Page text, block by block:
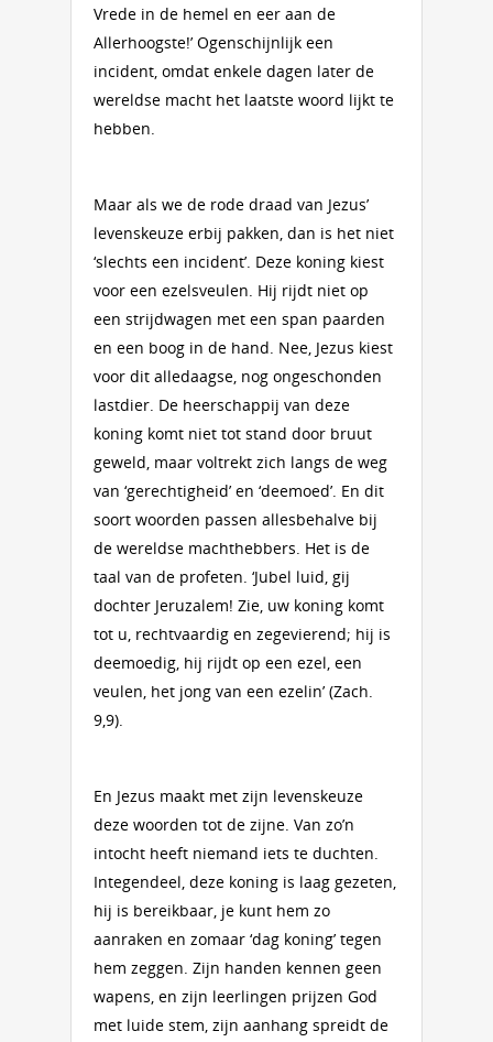
Vrede in de hemel en eer aan de
Allerhoogste!’ Ogenschijnlijk een
incident, omdat enkele dagen later de
wereldse macht het laatste woord lijkt te
hebben.
Maar als we de rode draad van Jezus’
levenskeuze erbij pakken, dan is het niet
‘slechts een incident’. Deze koning kiest
voor een ezelsveulen. Hij rijdt niet op
een strijdwagen met een span paarden
en een boog in de hand. Nee, Jezus kiest
voor dit alledaagse, nog ongeschonden
lastdier. De heerschappij van deze
koning komt niet tot stand door bruut
geweld, maar voltrekt zich langs de weg
van ‘gerechtigheid’ en ‘deemoed’. En dit
soort woorden passen allesbehalve bij
de wereldse machthebbers. Het is de
taal van de profeten. ‘Jubel luid, gij
dochter Jeruzalem! Zie, uw koning komt
tot u, rechtvaardig en zegevierend; hij is
deemoedig, hij rijdt op een ezel, een
veulen, het jong van een ezelin’ (Zach.
9,9).
En Jezus maakt met zijn levenskeuze
deze woorden tot de zijne. Van zo’n
intocht heeft niemand iets te duchten.
Integendeel, deze koning is laag gezeten,
hij is bereikbaar, je kunt hem zo
aanraken en zomaar ‘dag koning’ tegen
hem zeggen. Zijn handen kennen geen
wapens, en zijn leerlingen prijzen God
met luide stem, zijn aanhang spreidt de